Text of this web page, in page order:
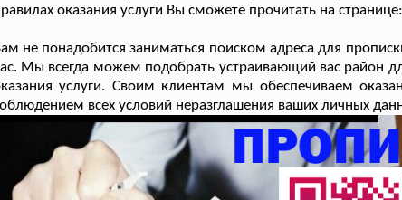
оказания услуги Вы сможете прочитать на странице:
не понадобится заниматься поиском адреса для
Мы всегда можем подобрать устраивающий вас район
услуги. Своим клиентам мы обеспечиваем
всех условий неразглашения ваших личных